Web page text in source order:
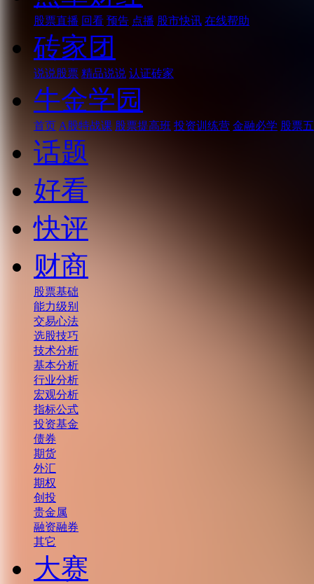
股票直播 回看 预告 点播 股市快讯 在线帮助
砖家团
说说股票 精品说说 认证砖家
牛金学园
首页 A股特战课 股票提高班 投资训练营 金融必学 股票
话题
好看
快评
财商
股票基础
能力级别
交易心法
选股技巧
技术分析
基本分析
行业分析
宏观分析
指标公式
投资基金
债券
期货
外汇
期权
创投
贵金属
融资融券
其它
大赛